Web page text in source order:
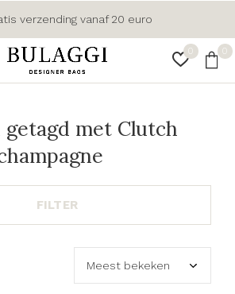
0 0
verzending vanaf 20 euro
met Clutch
FILTER